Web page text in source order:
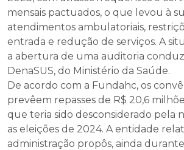
mensais pactuados, o que levou à
atendimentos ambulatoriais,
entrada e redução de serviços. A
a abertura de uma auditoria
DenaSUS, do Ministério da Saúde.
De acordo com a Fundahc, os
prevêem repasses de R$ 20,6
que teria sido desconsiderado pela
as eleições de 2024. A entidade
administração propôs, ainda